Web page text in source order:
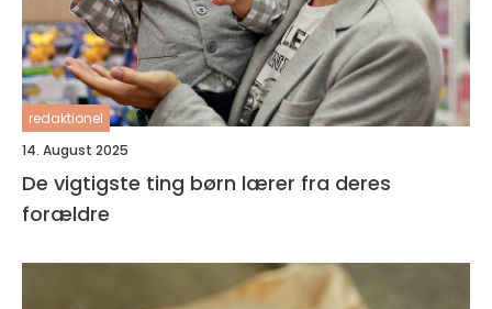
redaktionel
14. August 2025
De vigtigste ting børn lærer fra deres
forældre